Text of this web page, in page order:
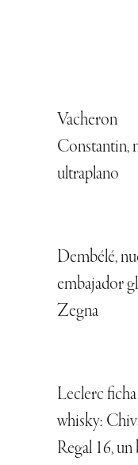
Vacheron
Constantin,
ultraplano
Dembélé,
embajador
Zegna
Leclerc
whisky:
Regal 16, un